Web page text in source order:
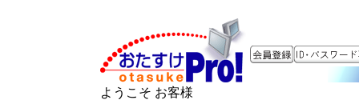
ようこそ お客様